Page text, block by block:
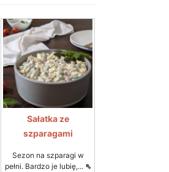
Sałatka ze
szparagami
Sezon na szparagi w
pełni. Bardzo je lubię,... ⇖